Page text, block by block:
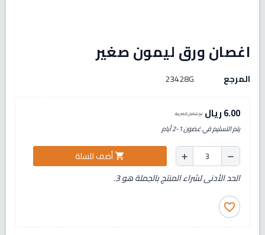
اغصان ورق ليمون صغير
المرجع 23428G
6.00 ريال غير شامل للضريبة
يتم التسليم في غضون 1-2 أيام
remove
add
shopping_cartأضف للسلة
الحد الأدنى لشراء المنتج بالجملة هو 3.
favorite_border